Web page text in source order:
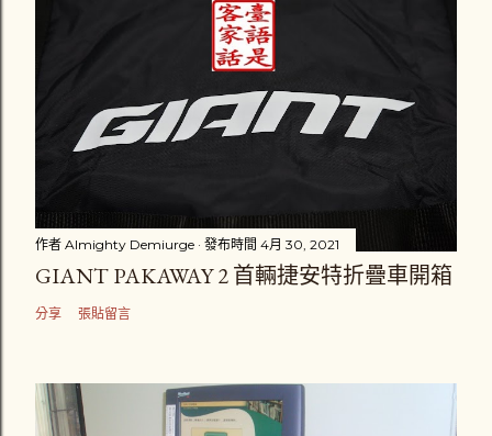
作者 Almighty Demiurge 發布時間 4月 30, 2021
GIANT PAKAWAY 2 首輛捷安特折疊車開箱
分享 張貼留言